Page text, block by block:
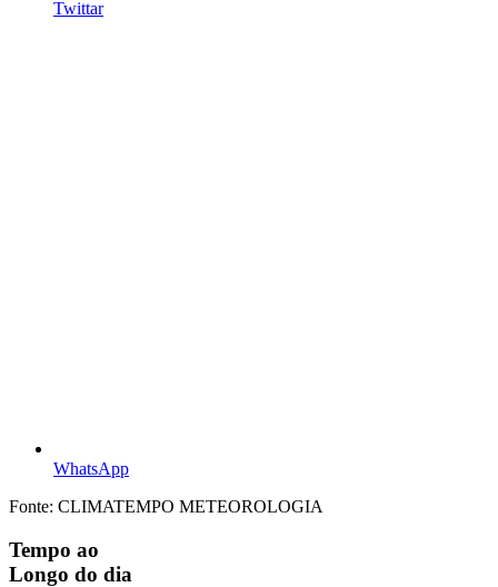
Twittar
WhatsApp
Fonte: CLIMATEMPO METEOROLOGIA
Tempo ao
Longo do dia